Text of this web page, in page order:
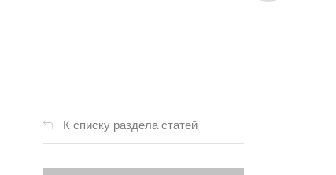
К списку раздела статей